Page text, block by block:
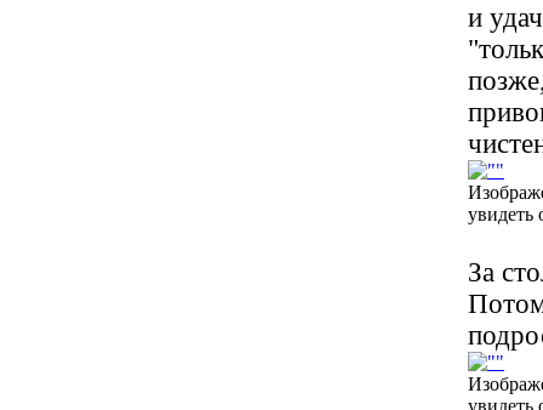
и
увидеть
За
увидеть